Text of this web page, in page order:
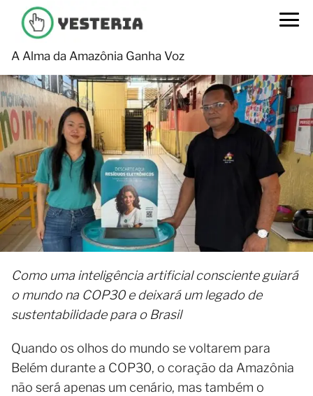
A Alma da Amazônia Ganha Voz
Como uma inteligência artificial consciente guiará
o mundo na COP30 e deixará um legado de
sustentabilidade para o Brasil
Quando os olhos do mundo se voltarem para
Belém durante a COP30, o coração da Amazônia
não será apenas um cenário, mas também o